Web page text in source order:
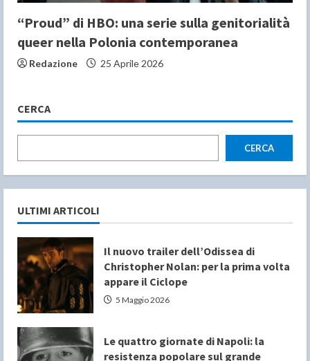
“Proud” di HBO: una serie sulla genitorialità
queer nella Polonia contemporanea
Redazione 25 Aprile 2026
CERCA
CERCA
ULTIMI ARTICOLI
Il nuovo trailer dell’Odissea di
Christopher Nolan: per la prima volta
appare il Ciclope
5 Maggio 2026
Le quattro giornate di Napoli: la
resistenza popolare sul grande